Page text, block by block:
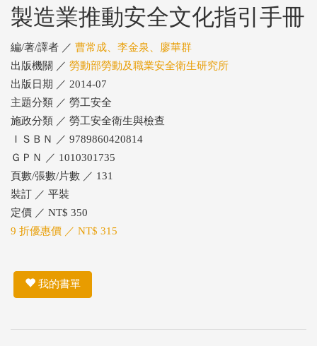
製造業推動安全文化指引手冊
編/著/譯者 ／ 曹常成、李金泉、廖華群
出版機關 ／ 勞動部勞動及職業安全衛生研究所
出版日期 ／ 2014-07
主題分類 ／ 勞工安全
施政分類 ／ 勞工安全衛生與檢查
ＩＳＢＮ ／ 9789860420814
ＧＰＮ ／ 1010301735
頁數/張數/片數 ／ 131
裝訂 ／ 平裝
定價 ／ NT$ 350
9 折優惠價 ／ NT$ 315
我的書單